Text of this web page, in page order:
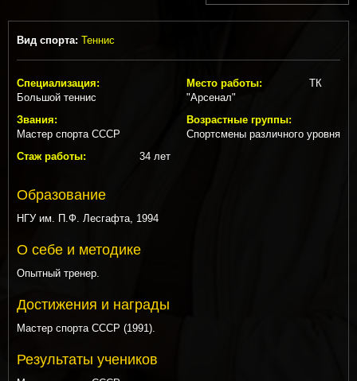
Вид спорта: Теннис
Специализация:
Большой теннис
Звания:
Мастер спорта СССР
Стаж работы:
34 лет
Место работы:
ТК
"Арсенал"
Возрастные группы:
Спортсмены различного уровня
Образование
НГУ им. П.Ф. Лесгафта, 1994
О себе и методике
Опытный тренер.
Достижения и награды
Мастер спорта СССР (1991).
Результаты учеников